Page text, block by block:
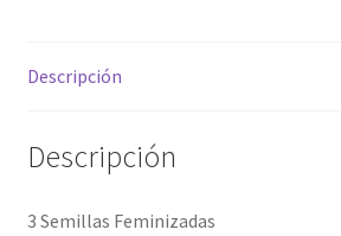
Descripción
Descripción
3 Semillas Feminizadas